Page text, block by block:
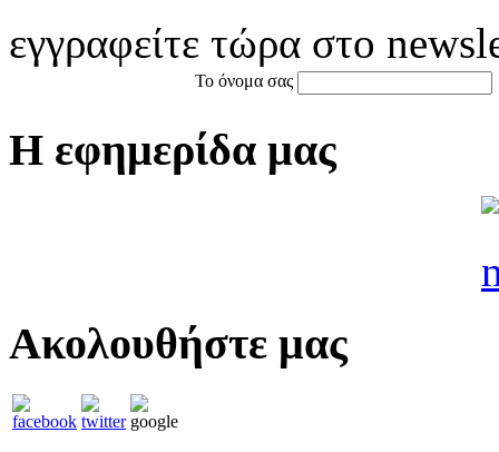
εγγραφείτε τώρα στο
Το όνομα σας
Η εφημερίδα μας
Ακολουθήστε μας